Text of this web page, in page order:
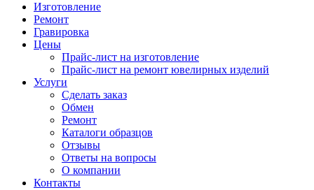
Изготовление
Ремонт
Гравировка
Цены
Прайс-лист на изготовление
Прайс-лист на ремонт ювелирных изделий
Услуги
Сделать заказ
Обмен
Ремонт
Каталоги образцов
Отзывы
Ответы на вопросы
О компании
Контакты